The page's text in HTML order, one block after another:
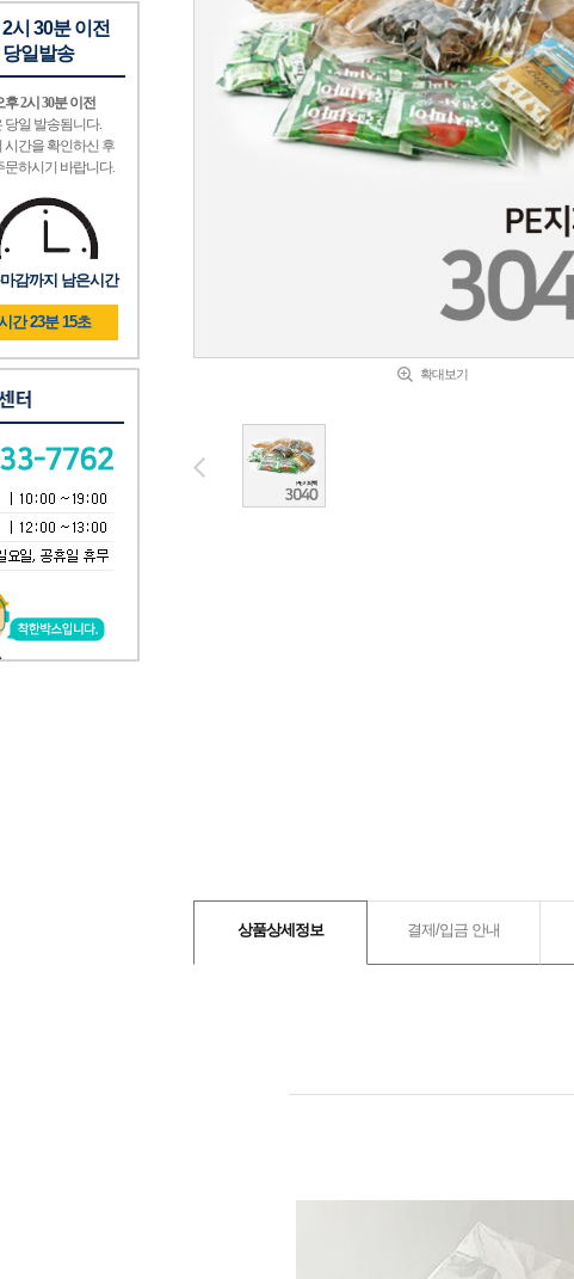
확대보기
상품상세정보 결제/입금 안내
시 30분 이전
일발송
후 2시 30분 이전
당일 발송됨니다.
시간을 확인하신 후
문하시기 바랍니다.
감까지 남은시간
간 23분 14초